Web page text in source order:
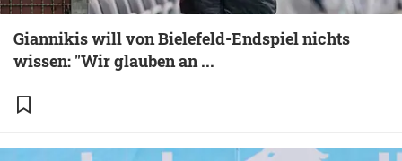
Giannikis will von Bielefeld-Endspiel nichts
wissen: "Wir glauben an ...